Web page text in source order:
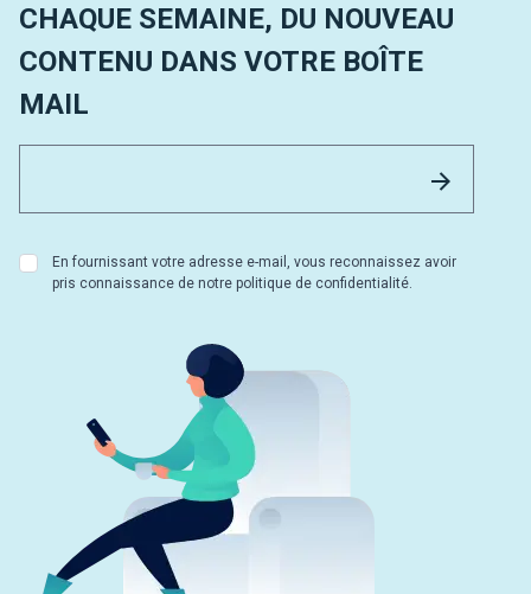
CHAQUE SEMAINE, DU NOUVEAU
CONTENU DANS VOTRE BOÎTE
MAIL
En fournissant votre adresse e-mail, vous reconnaissez avoir
pris connaissance de notre politique de confidentialité.